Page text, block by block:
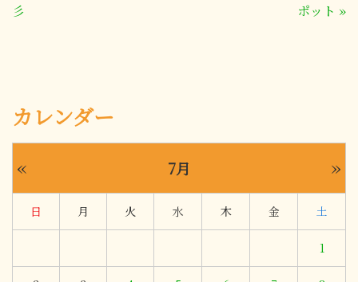
カレンダー
« 7月 »
日 月 火 水 木 金 土
1
彡
ポット »